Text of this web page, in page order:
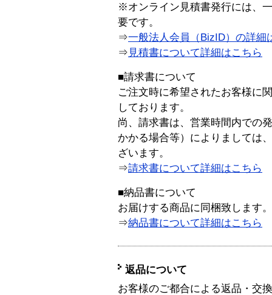
※オンライン見積書発行には、
要です。
⇒一般法人会員（BizID）の詳細
⇒ 見積書について詳細はこちら
■請求書について
ご注文時に希望されたお客様に
しております。
尚、請求書は、営業時間内での
かかる場合等）によりましては
ざいます。
⇒請求書について詳細はこちら
■納品書について
お届けする商品に同梱致します。
⇒納品書について詳細はこちら
返品について
お客様のご都合による返品・交